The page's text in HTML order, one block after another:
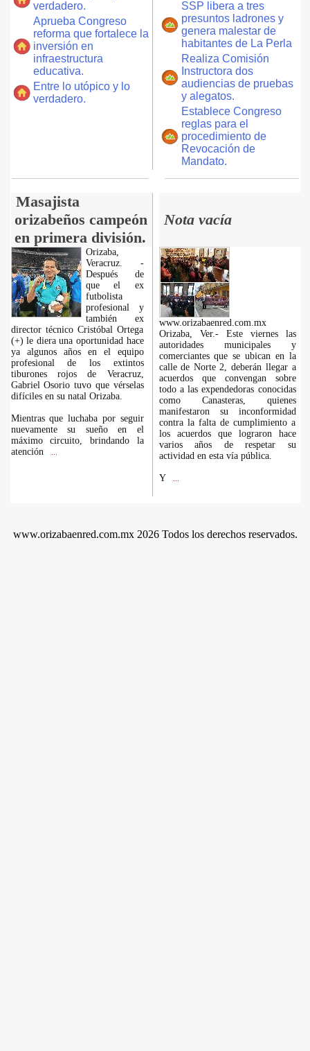
verdadero.
Aprueba Congreso
reforma que fortalece la
inversión en
infraestructura
educativa.
Entre lo utópico y lo
verdadero.
SSP libera a tres
presuntos ladrones y
genera malestar de
habitantes de La Perla
Realiza Comisión
Instructora dos
audiencias de pruebas
y alegatos.
Establece Congreso
reglas para el
procedimiento de
Revocación de
Mandato.
Masajista
orizabeños campeón
en primera división.
Nota vacía
Orizaba,
Veracruz. -
Después de
que el ex
futbolista
profesional y
también ex
director técnico Cristóbal Ortega
(+) le diera una oportunidad hace
ya algunos años en el equipo
profesional de los extintos
tiburones rojos de Veracruz,
Gabriel Osorio tuvo que vérselas
difíciles en su natal Orizaba.
Mientras que luchaba por seguir
nuevamente su sueño en el
máximo circuito, brindando la
atención
www.orizabaenred.com.mx
Orizaba, Ver.- Este viernes las
autoridades municipales y
comerciantes que se ubican en la
calle de Norte 2, deberán llegar a
acuerdos que convengan sobre
todo a las expendedoras conocidas
como Canasteras, quienes
manifestaron su inconformidad
contra la falta de cumplimiento a
los acuerdos que lograron hace
varios años de respetar su
actividad en esta vía pública.
Y
www.orizabaenred.com.mx 2026 Todos los derechos reservados.